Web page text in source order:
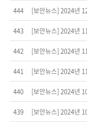
444 [보안뉴스] 2024년
443 [보안뉴스] 2024년
442 [보안뉴스] 2024년
441 [보안뉴스] 2024년
440 [보안뉴스] 2024년
439 [보안뉴스] 2024년